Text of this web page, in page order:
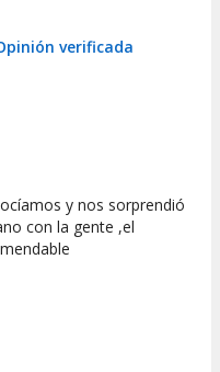
verificada
10
y nos sorprendió
con la gente ,el